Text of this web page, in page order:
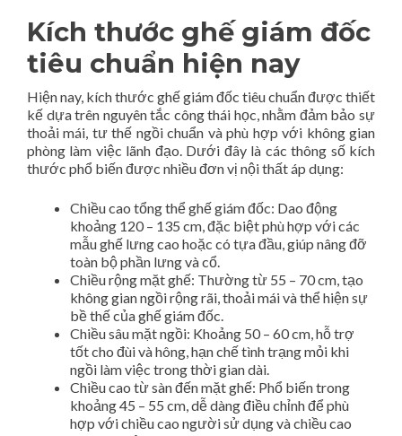
Kích thước ghế giám đốc
tiêu chuẩn hiện nay
Hiện nay, kích thước ghế giám đốc tiêu chuẩn được thiết
kế dựa trên nguyên tắc công thái học, nhằm đảm bảo sự
thoải mái, tư thế ngồi chuẩn và phù hợp với không gian
phòng làm việc lãnh đạo. Dưới đây là các thông số kích
thước phổ biến được nhiều đơn vị nội thất áp dụng:
Chiều cao tổng thể ghế giám đốc: Dao động
khoảng 120 – 135 cm, đặc biệt phù hợp với các
mẫu ghế lưng cao hoặc có tựa đầu, giúp nâng đỡ
toàn bộ phần lưng và cổ.
Chiều rộng mặt ghế: Thường từ 55 – 70 cm, tạo
không gian ngồi rộng rãi, thoải mái và thể hiện sự
bề thế của ghế giám đốc.
Chiều sâu mặt ngồi: Khoảng 50 – 60 cm, hỗ trợ
tốt cho đùi và hông, hạn chế tình trạng mỏi khi
ngồi làm việc trong thời gian dài.
Chiều cao từ sàn đến mặt ghế: Phổ biến trong
khoảng 45 – 55 cm, dễ dàng điều chỉnh để phù
hợp với chiều cao người sử dụng và chiều cao